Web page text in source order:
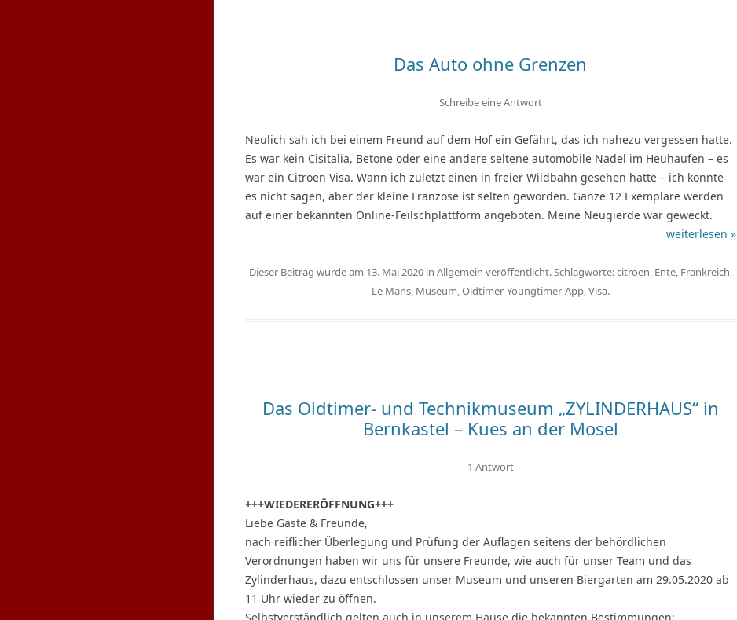
Das Auto ohne Grenzen
Schreibe eine Antwort
Neulich sah ich bei einem Freund auf dem Hof ein Gefährt, das ich nahezu vergessen hatte.
Es war kein Cisitalia, Betone oder eine andere seltene automobile Nadel im Heuhaufen – es
war ein Citroen Visa. Wann ich zuletzt einen in freier Wildbahn gesehen hatte – ich konnte
es nicht sagen, aber der kleine Franzose ist selten geworden. Ganze 12 Exemplare werden
auf einer bekannten Online-Feilschplattform angeboten. Meine Neugierde war geweckt.
weiterlesen »
Dieser Beitrag wurde am 13. Mai 2020in Allgemein veröffentlicht. Schlagworte:citroen, Ente, Frankreich,
Le Mans, Museum,Oldtimer-Youngtimer-App,Visa.
Das Oldtimer- und Technikmuseum „ZYLINDERHAUS“ in
Bernkastel – Kues an der Mosel
1 Antwort
+++WIEDERERÖFFNUNG+++
Liebe Gäste & Freunde,
nach reiflicher Überlegung und Prüfung der Auflagen seitens der behördlichen
Verordnungen haben wir uns für unsere Freunde, wie auch für unser Team und das
Zylinderhaus, dazu entschlossen unser Museum und unseren Biergarten am 29.05.2020 ab
11 Uhr wieder zu öffnen.